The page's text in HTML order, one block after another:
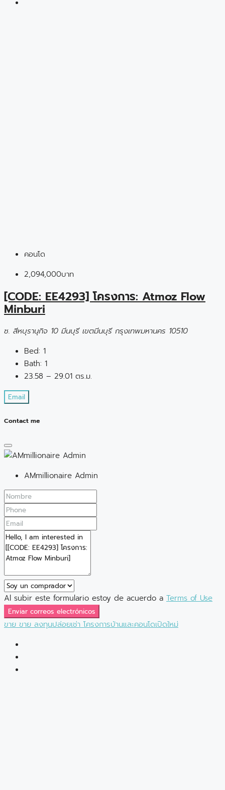
คอนโด
2,094,000บาท
[CODE: EE4293] โครงการ: Atmoz Flow
Minburi
ซ. สีหบุรานุกิจ 10 มีนบุรี เขตมีนบุรี กรุงเทพมหานคร 10510
Bed: 1
Bath: 1
23.58 – 29.01 ตร.ม.
Email
Contact me
AMmillionaire Admin
Al subir este formulario estoy de acuerdo a Terms of Use
Enviar correos electrónicos
ขาย ขาย ลงทุนปล่อยเช่า โครงการบ้านและคอนโดเปิดใหม่